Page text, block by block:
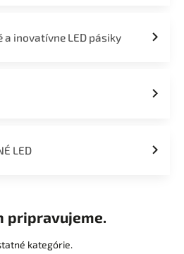
a inovatívne LED pásiky
LED
pripravujeme.
kategórie.